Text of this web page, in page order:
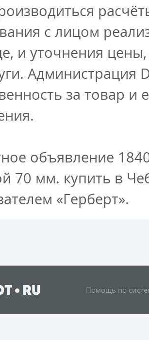
с лицом
и уточнения
Администрация
за товар и
объявление
70 мм. купить в
«Герберт».
Помощь по